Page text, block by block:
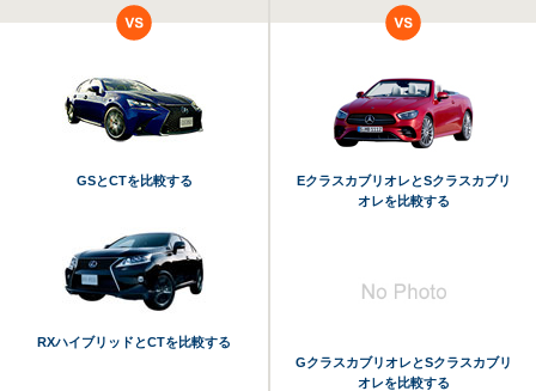
GSとCTを比較する
RXハイブリッドとCTを比較する
EクラスカブリオレとSクラスカブリ
オレを比較する
GクラスカブリオレとSクラスカブリ
オレを比較する